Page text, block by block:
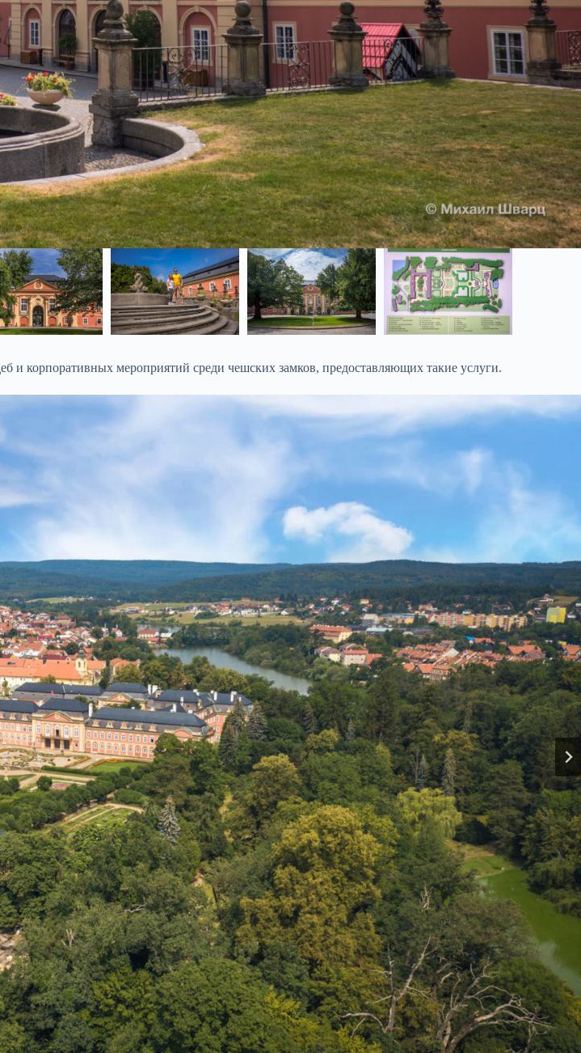
и корпоративных мероприятий среди чешских замков, предоставляющих такие услуги.